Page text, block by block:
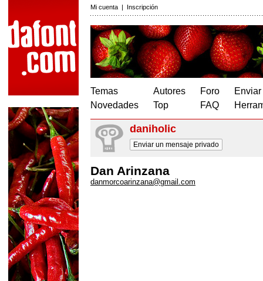
Mi cuenta | Inscripción
Temas
Novedades
Autores
Top
Foro
FAQ
daniholic
Enviar un mensaje privado
Dan Arinzana
danmorcoarinzana@gmail.com